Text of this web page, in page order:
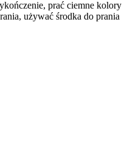
prać ciemne kolory
używać środka do prania